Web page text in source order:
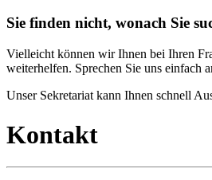
Sie finden nicht, wonach Sie
Vielleicht können wir Ihnen bei Ihren
weiterhelfen. Sprechen Sie uns einfach
Unser Sekretariat kann Ihnen schnell
Kontakt